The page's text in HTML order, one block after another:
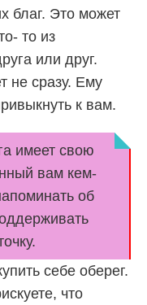
благ. Это может
то из
или друг.
не сразу. Ему
к вам.
имеет свою
вам кем-
об
себе оберег.
что